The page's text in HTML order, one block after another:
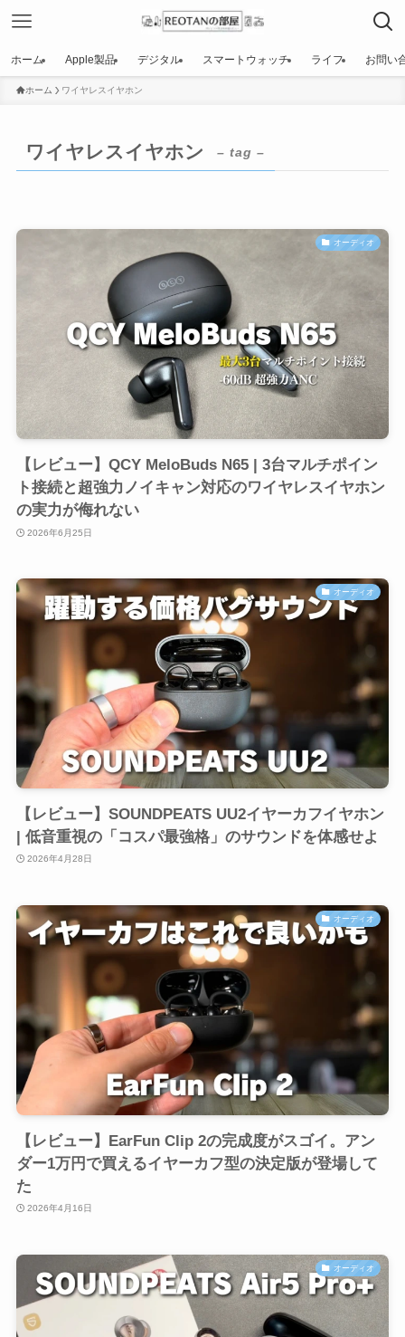
ホーム Apple製品 デジタル スマートウォッチ ライフ お問い
ホーム ワイヤレスイヤホン
ワイヤレスイヤホン – tag –
オーディオ
【レビュー】QCY MeloBuds N65 | 3台マルチポイン
ト接続と超強力ノイキャン対応のワイヤレスイヤホン
の実力が侮れない
2026年6月25日
オーディオ
【レビュー】SOUNDPEATS UU2イヤーカフイヤホン
| 低音重視の「コスパ最強格」のサウンドを体感せよ
2026年4月28日
オーディオ
【レビュー】EarFun Clip 2の完成度がスゴイ。アン
ダー1万円で買えるイヤーカフ型の決定版が登場して
た
2026年4月16日
オーディオ